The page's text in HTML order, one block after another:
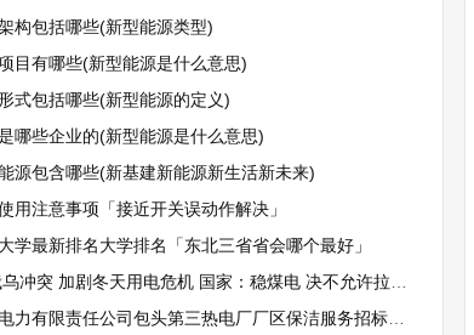
构包括哪些(新型能源类型)
目有哪些(新型能源是什么意思)
式包括哪些(新型能源的定义)
哪些企业的(新型能源是什么意思)
源包含哪些(新基建新能源新生活新未来)
用注意事项「接近开关误动作解决」
学最新排名大学排名「东北三省省会哪个最好」
冲突 加剧冬天用电危机 国家：稳煤电 决不允许拉闸限电
力有限责任公司包头第三热电厂厂区保洁服务招标公告